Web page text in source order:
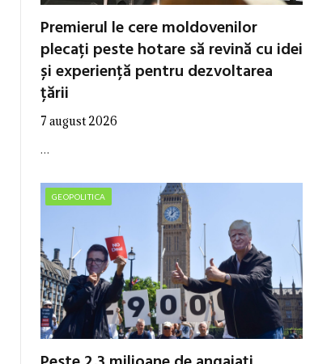
Premierul le cere moldovenilor
plecați peste hotare să revină cu idei
și experiență pentru dezvoltarea
țării
7 august 2026
…
GEOPOLITICA